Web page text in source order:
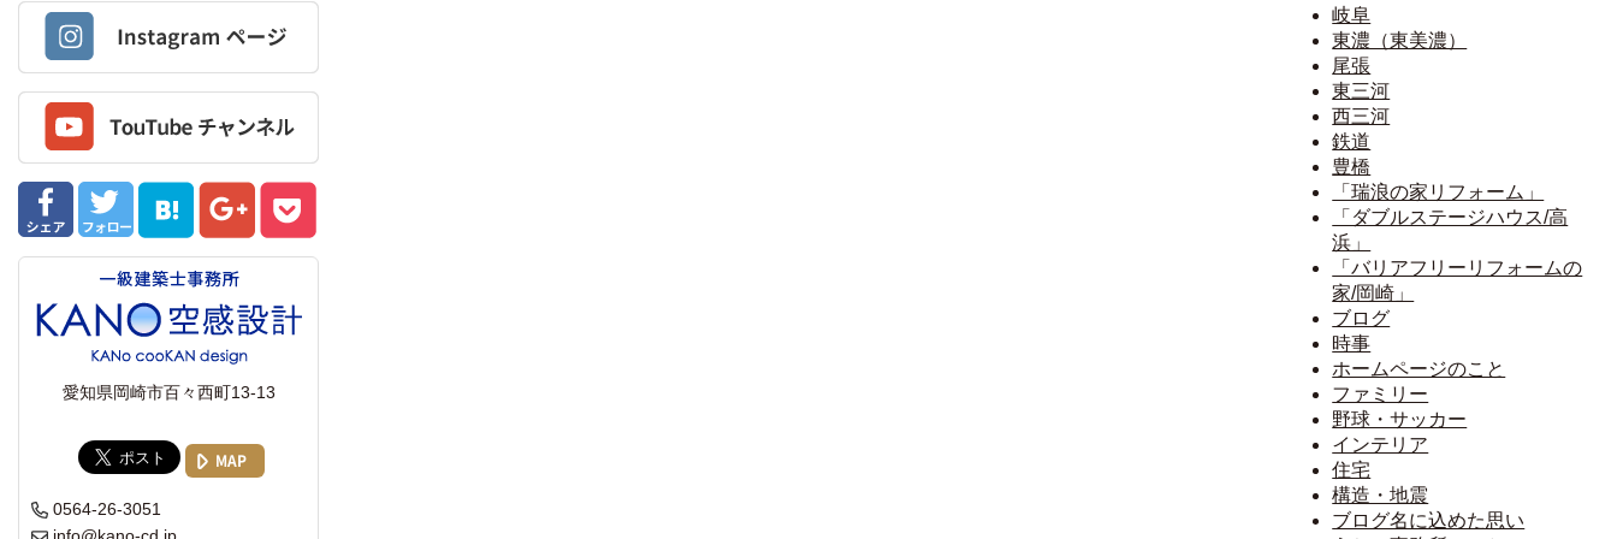
岐阜
東濃（東美濃）
尾張
東三河
西三河
鉄道
豊橋
「瑞浪の家リフォーム」
「ダブルステージハウス/高
浜」
「バリアフリーリフォームの
家/岡崎」
ブログ
時事
ホームページのこと
ファミリー
野球・サッカー
インテリア
住宅
構造・地震
ブログ名に込めた思い
愛知県岡崎市百々西町13-13
MAP
0564-26-3051